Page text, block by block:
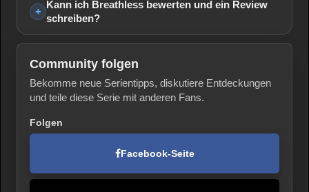
Kann ich Breathless bewerten und ein Review
schreiben?
Community folgen
Bekomme neue Serientipps, diskutiere Entdeckungen
und teile diese Serie mit anderen Fans.
Folgen
Facebook-Seite